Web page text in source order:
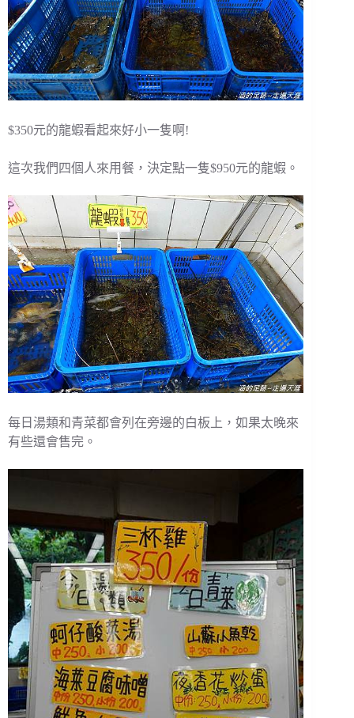
$350元的龍蝦看起來好小一隻啊!
這次我們四個人來用餐，決定點一隻$950元的龍蝦。
每日湯類和青菜都會列在旁邊的白板上，如果太晚來
有些還會售完。